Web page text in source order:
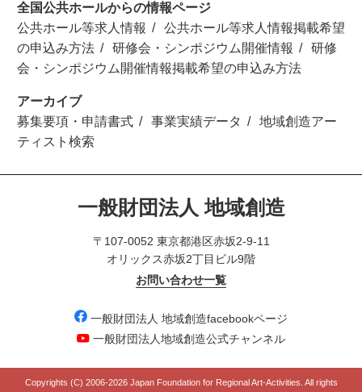
全国公共ホールからの情報ページ
公共ホール等求人情報
公共ホール等求人情報掲載希望
の申込み方法
研修会・シンポジウム開催情報
研修
会・シンポジウム開催情報掲載希望の申込み方法
アーカイブ
募集要項・申請書式
事業実績データ
地域創造アー
ティスト検索
一般財団法人 地域創造
〒107-0052 東京都港区赤坂2-9-11
オリックス赤坂2丁目ビル9階
お問い合わせ一覧
一般財団法人 地域創造facebookページ
一般財団法人地域創造公式チャンネル
Copyrights (C) 2006-2026 Japan Foundation for Regional Art-Activities. All rights